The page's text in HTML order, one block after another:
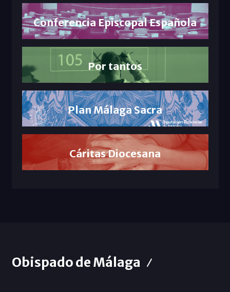
Conferencia Episcopal Española
Por tantos
Plan Málaga Sacra
Cáritas Diocesana
Obispado de Málaga